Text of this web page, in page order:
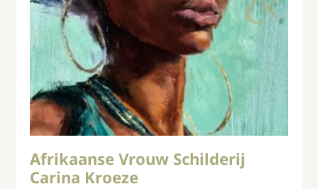
Afrikaanse Vrouw Schilderij
Carina Kroeze